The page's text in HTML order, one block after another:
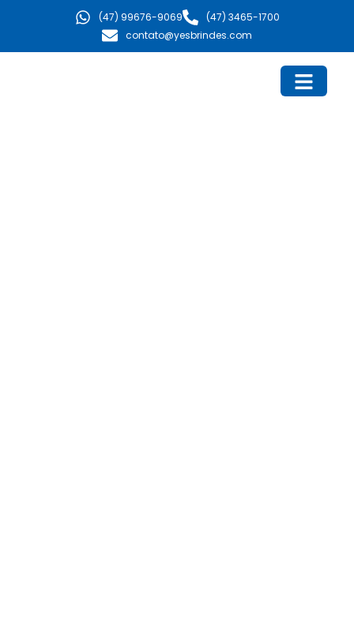
(47) 99676-9069
(47) 3465-1700
contato@yesbrindes.com